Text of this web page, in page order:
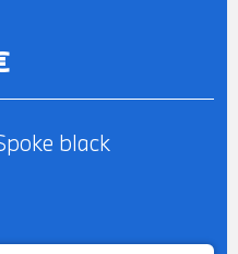
black